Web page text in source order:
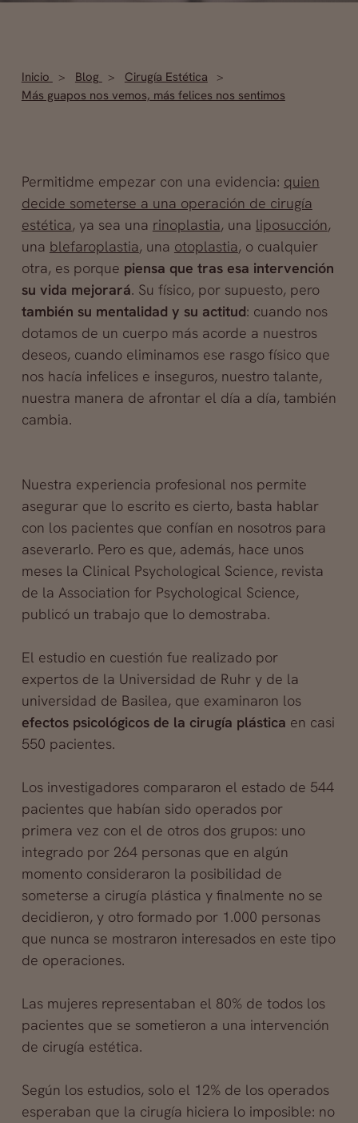
Inicio Blog
Cirugía Estética
Más guapos nos vemos, más felices nos sentimos
Permitidme empezar con una evidencia: quien
decide someterse a una operación de cirugía
estética, ya sea una rinoplastia, una liposucción,
una blefaroplastia, una otoplastia, o cualquier
otra, es porque piensa que tras esa intervención
su vida mejorará. Su físico, por supuesto, pero
también su mentalidad y su actitud: cuando nos
dotamos de un cuerpo más acorde a nuestros
deseos, cuando eliminamos ese rasgo físico que
nos hacía infelices e inseguros, nuestro talante,
nuestra manera de afrontar el día a día, también
cambia.
Nuestra experiencia profesional nos permite
asegurar que lo escrito es cierto, basta hablar
con los pacientes que confían en nosotros para
aseverarlo. Pero es que, además, hace unos
meses la Clinical Psychological Science, revista
de la Association for Psychological Science,
publicó un trabajo que lo demostraba.
El estudio en cuestión fue realizado por
expertos de la Universidad de Ruhr y de la
universidad de Basilea, que examinaron los
efectos psicológicos de la cirugía plástica en casi
550 pacientes.
Los investigadores compararon el estado de 544
pacientes que habían sido operados por
primera vez con el de otros dos grupos: uno
integrado por 264 personas que en algún
momento consideraron la posibilidad de
someterse a cirugía plástica y finalmente no se
decidieron, y otro formado por 1.000 personas
que nunca se mostraron interesados en este tipo
de operaciones.
Las mujeres representaban el 80% de todos los
pacientes que se sometieron a una intervención
de cirugía estética.
Según los estudios, solo el 12% de los operados
esperaban que la cirugía hiciera lo imposible: no